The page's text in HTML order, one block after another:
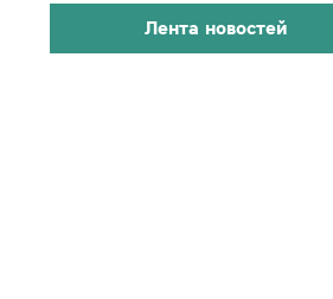
Лента новостей